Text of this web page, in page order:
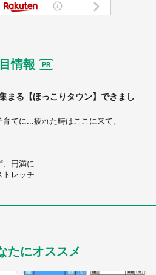
情報
まる【ほっこりタウン】できまし
てに...疲れた時はここに来て。
、円満に
トレッチ
たにオススメ